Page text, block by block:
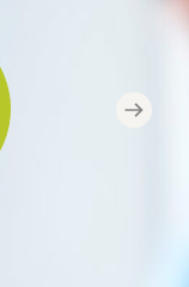
Next